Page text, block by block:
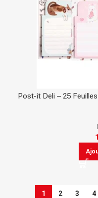
Post-it Deli – 25
1 2 3 4